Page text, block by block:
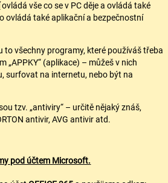
ovládá vše co se v PC děje a ovládá také
ovládá také aplikační a bezpečnostní
to všechny programy, které používáš třeba
„APPKY“ (aplikace) – můžeš v nich
surfovat na internetu, nebo být na
tzv. „antiviry“ – určitě nějaký znáš,
antivir, AVG antivir atd.
pod účtem Microsoft.